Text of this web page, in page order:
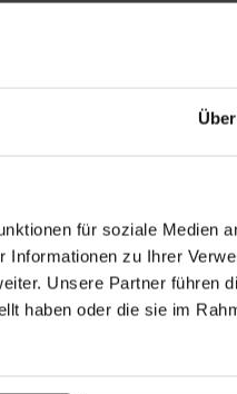
für soziale Medien
zu Ihrer
Unsere Partner führen
haben oder die sie im